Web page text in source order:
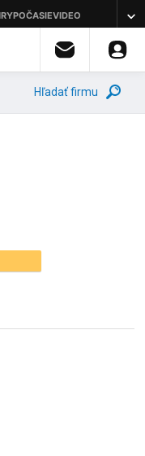
Hľadať firmu